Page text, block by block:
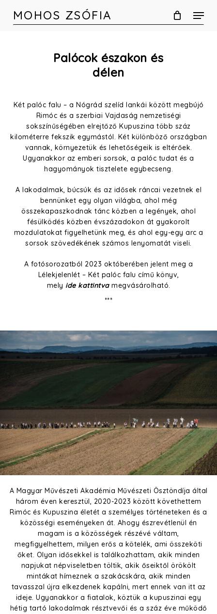
MOHOS ZSÓFIA
Palócok északon és
délen
Két palóc falu – a Nógrád szelíd lankái között megbújó
Rimóc és a szerbiai Vajdaság nemzetiségi
sokszínűségében elrejtőző Kupuszina több száz
kilométerre fekszik egymástól. Két különböző országban
vannak, környezetük és lehetőségeik is eltérőek.
Ugyanakkor az emberi sorsok, a palóc tudat és a
hagyományok tisztelete egybecseng.
A lakodalmak, búcsúk és az idősek ráncai vezetnek el
bennünket egy olyan világba, ahol még
összekapaszkodnak tánc közben a legények, ahol
fésülködés közben évszázadokon át gyakorolt
mozdulatokat figyelhetünk meg, és ahol egy-egy arc a
sorsok szövedékének számos lenyomatát viseli.
A fotósorozatból 2023 októberében jelent meg a
Lélekjelenlét – Két palóc falu című könyv,
mely ide kattintva megvásárolható.
***
A Magyar Művészeti Akadémia Művészeti Ösztöndíja által
három éven keresztül, 2020-2023 között követhettem
Rimóc és Kupuszina életét a személyes történeteken és a
közösségi eseményeken át. Ahogy észrevétlenül én
magam is a közösségek részévé váltam,
megfigyelhettem, milyen erős a kötelék, ami összeköti
őket. Olyan idősekkel is találkozhattam, akik minden
napjukat népviseletben töltik, akik őseiktől örökölt
mintákat hímeznek a szakácskára, akik minden
tavasszal újra elkezdenek kapálni, mert ennek van itt az
ideje. Ugyanakkor a fiatalok, köztük a kupuszinai egy
hétig tartó lakodalmak résztvevői és a száz éve működő